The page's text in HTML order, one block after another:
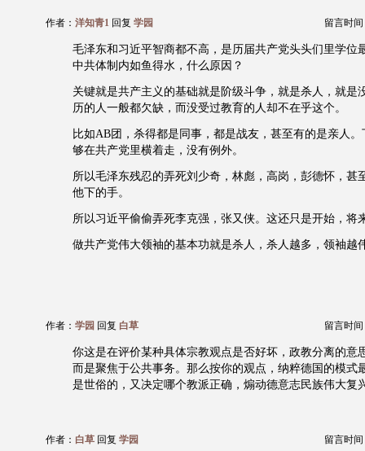
作者： 洋知青1 回复 学园 留言时间
毛泽东和习近平智商都不高，是历届共产党头头们里学位
中共体制内如鱼得水，什么原因？
关键就是共产主义的基础就是阶级斗争，就是杀人，就是
历的人一般都欠缺，而没受过教育的人却不在乎这个。
比如AB团，杀得都是同事，都是战友，甚至有的是亲人
够在共产党里横着走，没有例外。
所以毛泽东残忍的弄死刘少奇，林彪，高岗，彭德怀，甚
他下的手。
所以习近平偷偷弄死李克强，张又侠。这还只是开始，将
做共产党伟大领袖的基本功就是杀人，杀人越多，领袖越
作者： 学园 回复 白草 留言时间
你这是在评价某种具体宗教观点是否好坏，政教分离的意
而是聚焦于公共事务。那么按你的观点，纳粹德国的模式
是世俗的，又决定哪个教派正确，煽动德意志民族伟大复
作者： 白草 回复 学园 留言时间